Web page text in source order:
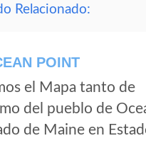
Relacionado:
POINT
el Mapa tanto de
del pueblo de
de Maine en